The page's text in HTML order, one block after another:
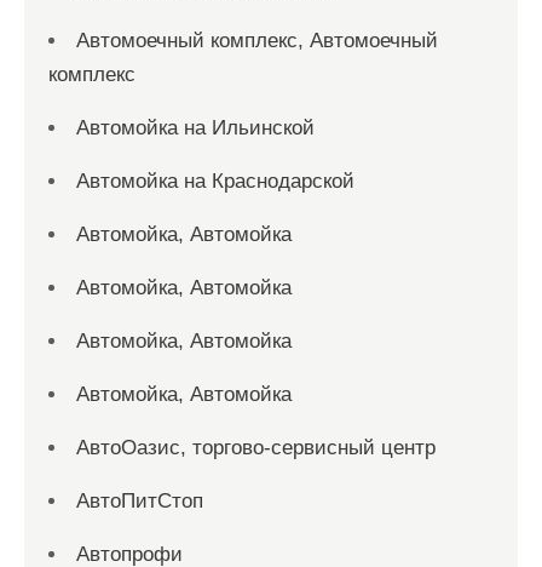
Автомоечный комплекс, Автомоечный
комплекс
Автомойка на Ильинской
Автомойка на Краснодарской
Автомойка, Автомойка
Автомойка, Автомойка
Автомойка, Автомойка
Автомойка, Автомойка
АвтоОазис, торгово-сервисный центр
АвтоПитСтоп
Автопрофи